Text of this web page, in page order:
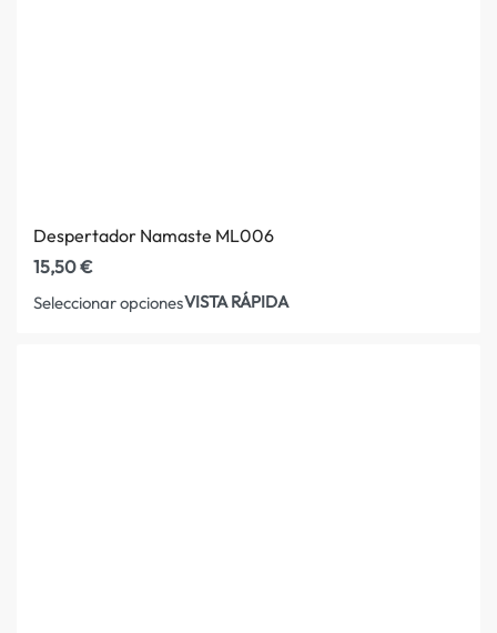
Despertador Namaste ML006
15,50€
Seleccionar opcionesVISTA RÁPIDA